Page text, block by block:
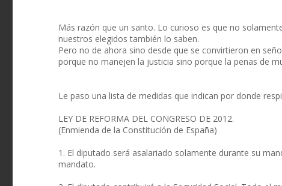
Más razón que un santo. Lo curioso es que no
nuestros elegidos también lo saben.
Pero no de ahora sino desde que se convirtieron en
porque no manejen la justicia sino porque la penas de
Le paso una lista de medidas que indican por donde
LEY DE REFORMA DEL CONGRESO DE 2012.
(Enmienda de la Constitución de España)
1. El diputado será asalariado solamente durante su
mandato.